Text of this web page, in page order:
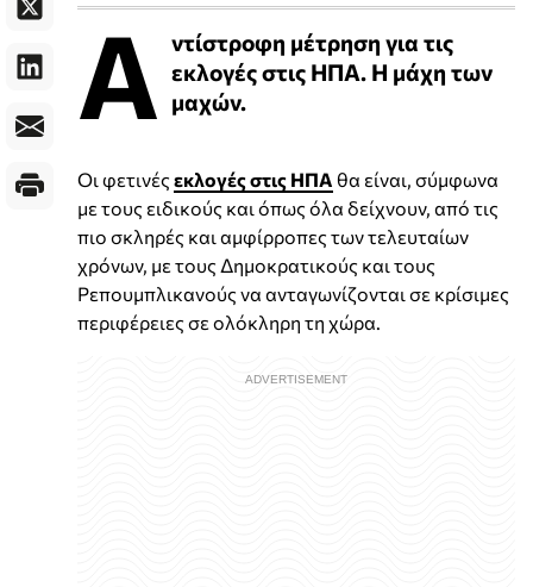
Α ντίστροφη μέτρηση για τις
εκλογές στις ΗΠΑ. Η μάχη των
μαχών.
Οι φετινές εκλογές στις ΗΠΑ θα είναι, σύμφωνα
με τους ειδικούς και όπως όλα δείχνουν, από τις
πιο σκληρές και αμφίρροπες των τελευταίων
χρόνων, με τους Δημοκρατικούς και τους
Ρεπουμπλικανούς να ανταγωνίζονται σε κρίσιμες
περιφέρειες σε ολόκληρη τη χώρα.